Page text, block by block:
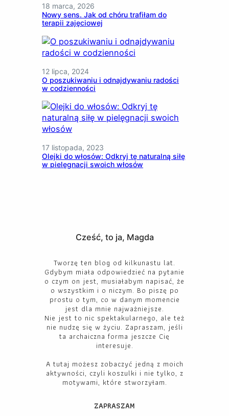
18 marca, 2026
Nowy sens. Jak od chóru trafiłam do
terapii zajęciowej
12 lipca, 2024
O poszukiwaniu i odnajdywaniu radości
w codzienności
17 listopada, 2023
Olejki do włosów: Odkryj tę naturalną siłę
w pielęgnacji swoich włosów
Cześć, to ja, Magda
Tworzę ten blog od kilkunastu lat.
Gdybym miała odpowiedzieć na pytanie
o czym on jest, musiałabym napisać, że
o wszystkim i o niczym. Bo piszę po
prostu o tym, co w danym momencie
jest dla mnie najważniejsze.
Nie jest to nic spektakularnego, ale też
nie nudzę się w życiu. Zapraszam, jeśli
ta archaiczna forma jeszcze Cię
interesuje.
A tutaj możesz zobaczyć jedną z moich
aktywności, czyli koszulki i nie tylko, z
motywami, które stworzyłam.
ZAPRASZAM